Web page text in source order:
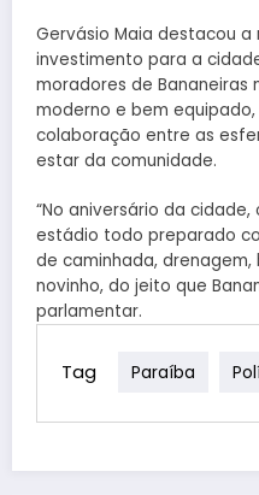
Gervásio Maia destacou a
investimento para a
moradores de Bananeiras
moderno e bem
colaboração entre as
estar da comunidade.
“No aniversário da
estádio todo preparado
de caminhada, drenagem,
novinho, do jeito que
parlamentar.
Tag Paraíba